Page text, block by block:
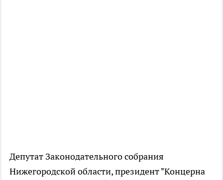
Депутат Законодательного собрания
Нижегородской области, президент "Концерна